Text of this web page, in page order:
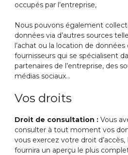
occupés par l’entreprise,
Nous pouvons également
données via d’autres sources
l’achat ou la location de
fournisseurs qui se spécialisent
partenaires de l’entreprise, des
médias sociaux…
Vos droits
Droit de consultation : Vous
consulter à tout moment vos
vous exercez votre droit
fournira un aperçu le plus